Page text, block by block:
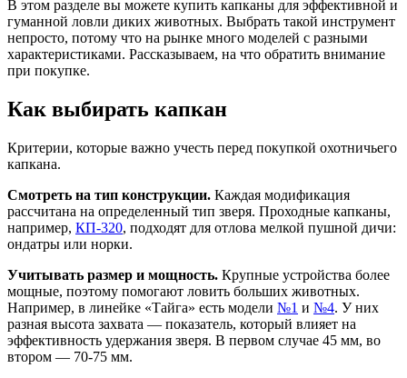
В этом разделе вы можете купить капканы для эффективной и
гуманной ловли диких животных. Выбрать такой инструмент
непросто, потому что на рынке много моделей с разными
характеристиками. Рассказываем, на что обратить внимание
при покупке.
Как выбирать капкан
Критерии, которые важно учесть перед покупкой охотничьего
капкана.
Смотреть на тип конструкции. Каждая модификация
рассчитана на определенный тип зверя. Проходные капканы,
например, КП-320, подходят для отлова мелкой пушной дичи:
ондатры или норки.
Учитывать размер и мощность. Крупные устройства более
мощные, поэтому помогают ловить больших животных.
Например, в линейке «Тайга» есть модели №1 и №4. У них
разная высота захвата — показатель, который влияет на
эффективность удержания зверя. В первом случае 45 мм, во
втором — 70-75 мм.